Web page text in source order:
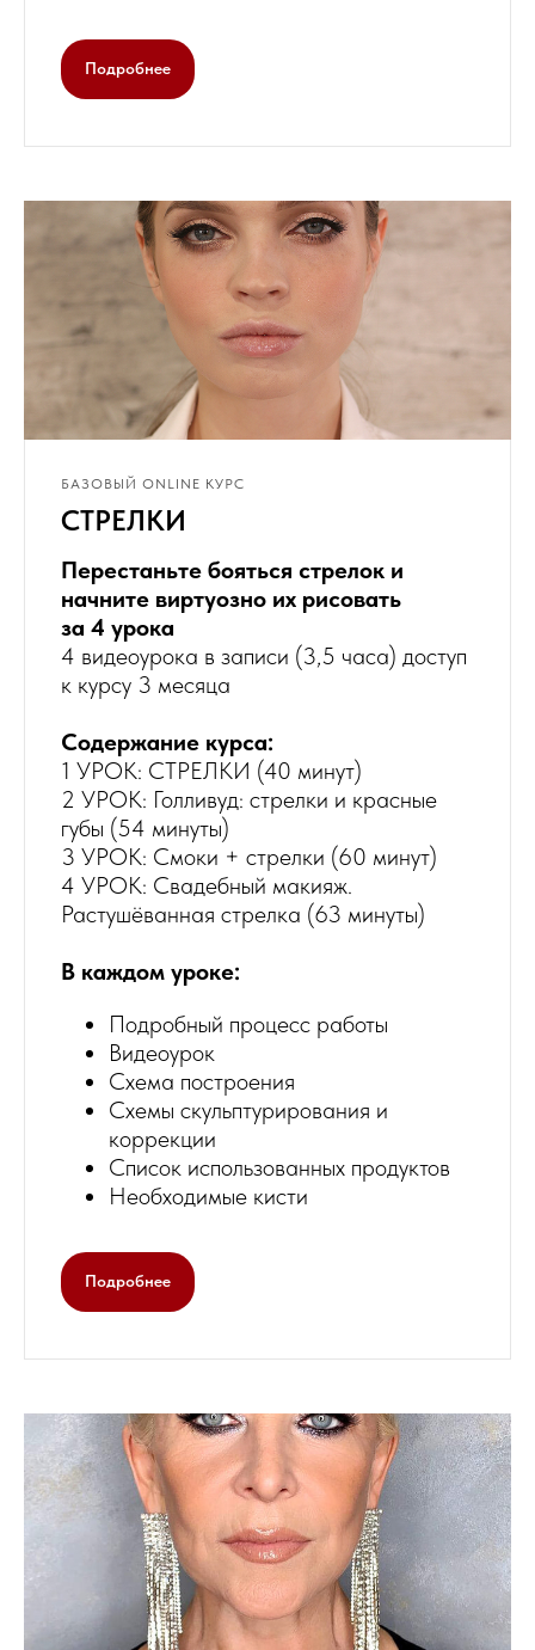
Подробнее
БАЗОВЫЙ ONLINE КУРС
СТРЕЛКИ
Перестаньте бояться стрелок и
начните виртуозно их рисовать
за 4 урока
4 видеоурока в записи (3,5 часа) доступ
к курсу 3 месяца
Содержание курса:
1 УРОК: СТРЕЛКИ (40 минут)
2 УРОК: Голливуд: стрелки и красные
губы (54 минуты)
3 УРОК: Смоки + стрелки (60 минут)
4 УРОК: Свадебный макияж.
Растушёванная стрелка (63 минуты)
В каждом уроке:
Подробный процесс работы
Видеоурок
Схема построения
Схемы скульптурирования и
коррекции
Список использованных продуктов
Необходимые кисти
Подробнее